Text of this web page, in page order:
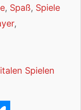
, Spaß, Spiele
,
Spielen